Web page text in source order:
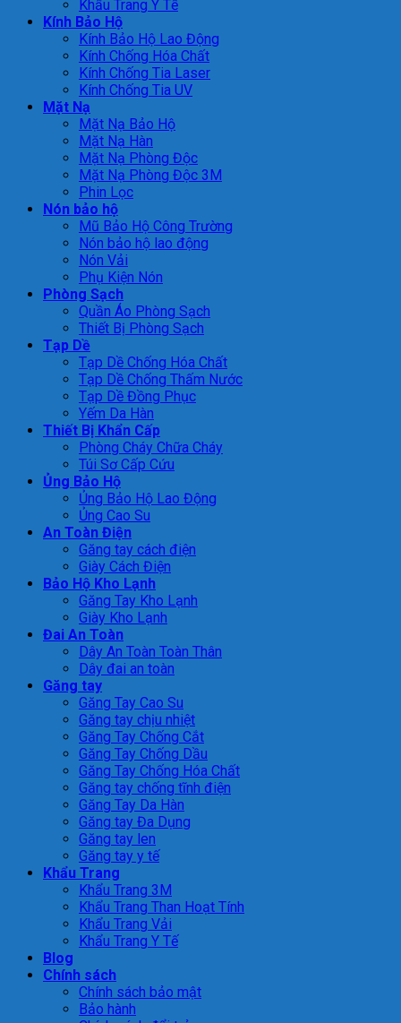
Khẩu Trang Y Tế
Kính Bảo Hộ
Kính Bảo Hộ Lao Động
Kính Chống Hóa Chất
Kính Chống Tia Laser
Kính Chống Tia UV
Mặt Nạ
Mặt Nạ Bảo Hộ
Mặt Nạ Hàn
Mặt Nạ Phòng Độc
Mặt Nạ Phòng Độc 3M
Phin Lọc
Nón bảo hộ
Mũ Bảo Hộ Công Trường
Nón bảo hộ lao động
Nón Vải
Phụ Kiện Nón
Phòng Sạch
Quần Áo Phòng Sạch
Thiết Bị Phòng Sạch
Tạp Dề
Tạp Dề Chống Hóa Chất
Tạp Dề Chống Thấm Nước
Tạp Dề Đồng Phục
Yếm Da Hàn
Thiết Bị Khẩn Cấp
Phòng Cháy Chữa Cháy
Túi Sơ Cấp Cứu
Ủng Bảo Hộ
Ủng Bảo Hộ Lao Động
Ủng Cao Su
An Toàn Điện
Găng tay cách điện
Giày Cách Điện
Bảo Hộ Kho Lạnh
Găng Tay Kho Lạnh
Giày Kho Lạnh
Đai An Toàn
Dây An Toàn Toàn Thân
Dây đai an toàn
Găng tay
Găng Tay Cao Su
Găng tay chịu nhiệt
Găng Tay Chống Cắt
Găng Tay Chống Dầu
Găng Tay Chống Hóa Chất
Găng tay chống tĩnh điện
Găng Tay Da Hàn
Găng tay Đa Dụng
Găng tay len
Găng tay y tế
Khẩu Trang
Khẩu Trang 3M
Khẩu Trang Than Hoạt Tính
Khẩu Trang Vải
Khẩu Trang Y Tế
Blog
Chính sách
Chính sách bảo mật
Bảo hành